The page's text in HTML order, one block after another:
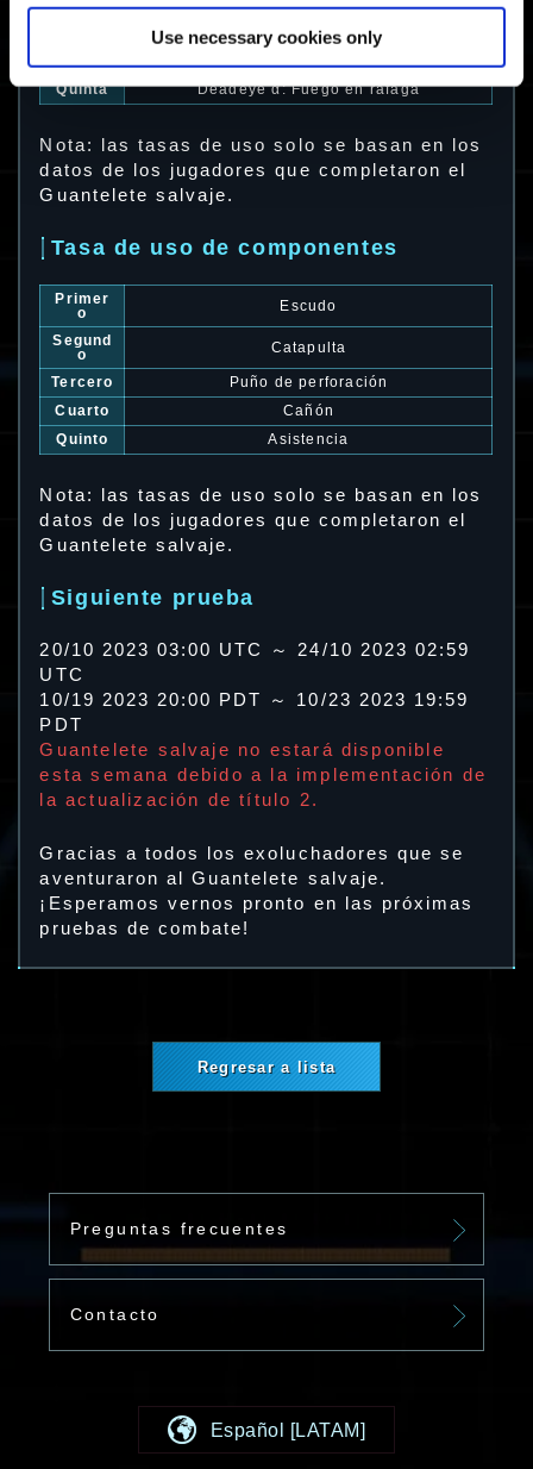
Use necessary cookies only
a
Zephyr
Cuarta
Krieger
Quinta
Deadeye α: Fuego en ráfaga
Nota: las tasas de uso solo se basan en los
datos de los jugadores que completaron el
Guantelete salvaje.
Tasa de uso de componentes
Primer
o
Escudo
Segund
o
Catapulta
Tercero
Puño de perforación
Cuarto
Cañón
Quinto
Asistencia
Nota: las tasas de uso solo se basan en los
datos de los jugadores que completaron el
Guantelete salvaje.
Siguiente prueba
20/10 2023 03:00 UTC ～ 24/10 2023 02:59
UTC
10/19 2023 20:00 PDT ～ 10/23 2023 19:59
PDT
Guantelete salvaje no estará disponible
esta semana debido a la implementación de
la actualización de título 2.
Gracias a todos los exoluchadores que se
aventuraron al Guantelete salvaje.
¡Esperamos vernos pronto en las próximas
pruebas de combate!
Regresar a lista
Preguntas frecuentes
Contacto
Español [LATAM]